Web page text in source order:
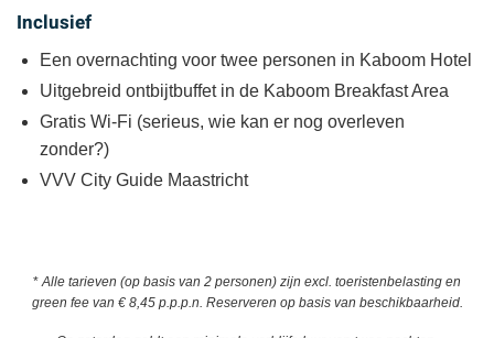
Inclusief
Een overnachting voor twee personen in Kaboom Hotel
Uitgebreid ontbijtbuffet in de Kaboom Breakfast Area
Gratis Wi-Fi (serieus, wie kan er nog overleven
zonder?)
VVV City Guide Maastricht
*Alle tarieven (op basis van 2 personen) zijn excl. toeristenbelasting en
green fee van € 8,45 p.p.p.n. Reserveren op basis van beschikbaarheid.